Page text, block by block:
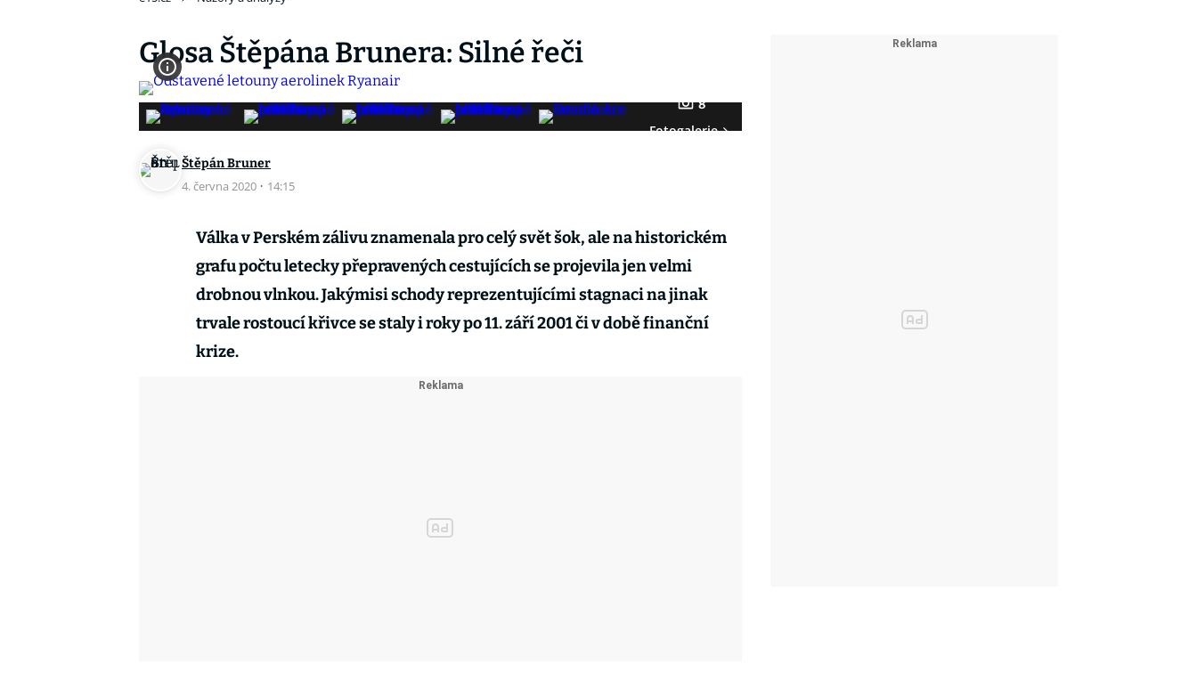
Glosa Štěpána Brunera: Silné řeči
8
Fotogalerie
Štěpán Bruner
4. června 2020 · 14:15
Válka v Perském zálivu znamenala pro celý svět šok, ale na historickém
grafu počtu letecky přepravených cestujících se projevila jen velmi
drobnou vlnkou. Jakýmisi schody reprezentujícími stagnaci na jinak
trvale rostoucí křivce se staly i roky po 11. září 2001 či v době finanční
krize.